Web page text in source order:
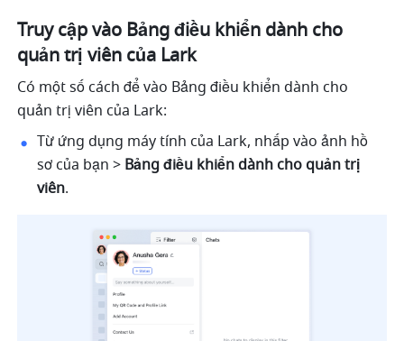
Truy cập vào Bảng điều khiển dành cho
quản trị viên của Lark
Có một số cách để vào Bảng điều khiển dành cho
quản trị viên của Lark:
Từ ứng dụng máy tính của Lark, nhấp vào ảnh hồ
sơ của bạn > Bảng điều khiển dành cho quản trị
viên.